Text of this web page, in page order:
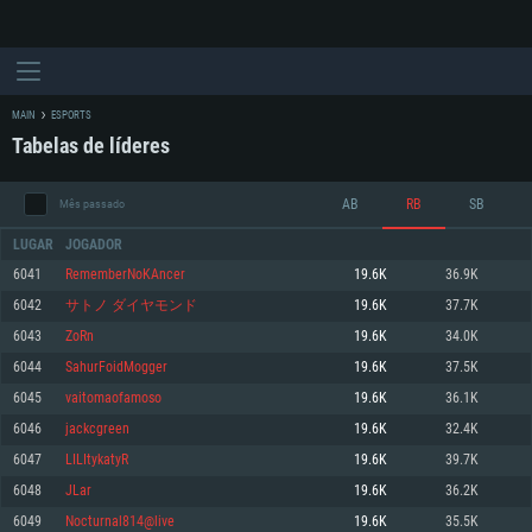
REQUERIMENTOS DE SISTEMA
Mínimo
Sistema Operativo: Windows 10 (64 bit)
Processador: Dual-Core 2.2 GHz
Mínimo
Sistema Operativo: Mac OS Big Sur 11.0 ou versão mais recente
Processador: Core i5 2.2GHz mínimo (Intel Xeon não suportado)
Mínimo
Sistema Operativo: Distribuições mais modernas do Linux de 64bit
Processador: Dual-Core 2.4 GHz
MAIN ESPORTS
Tabelas de líderes
Mês passado AB RB SB
LUGAR JOGADOR
6041 RememberNoKAncer 19.6K 36.9K
6042 サトノ ダイヤモンド 19.6K 37.7K
6043 ZoRn 19.6K 34.0K
6044 SahurFoidMogger 19.6K 37.5K
6045 vaitomaofamoso 19.6K 36.1K
6046 jackcgreen 19.6K 32.4K
6047 LILItykatyR 19.6K 39.7K
6048 JLar 19.6K 36.2K
6049 Nocturnal814@live 19.6K 35.5K